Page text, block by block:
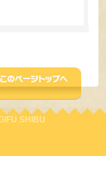
SHIBU